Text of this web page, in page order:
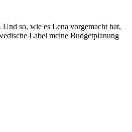
so, wie es Lena vorgemacht hat,
Label meine Budgetplanung